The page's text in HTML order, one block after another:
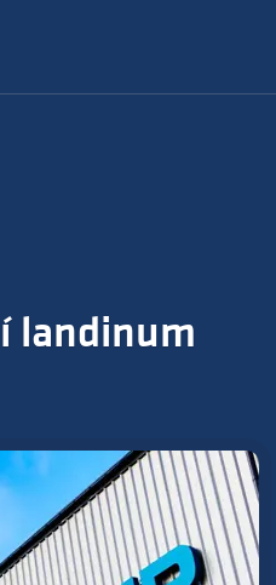
landinum